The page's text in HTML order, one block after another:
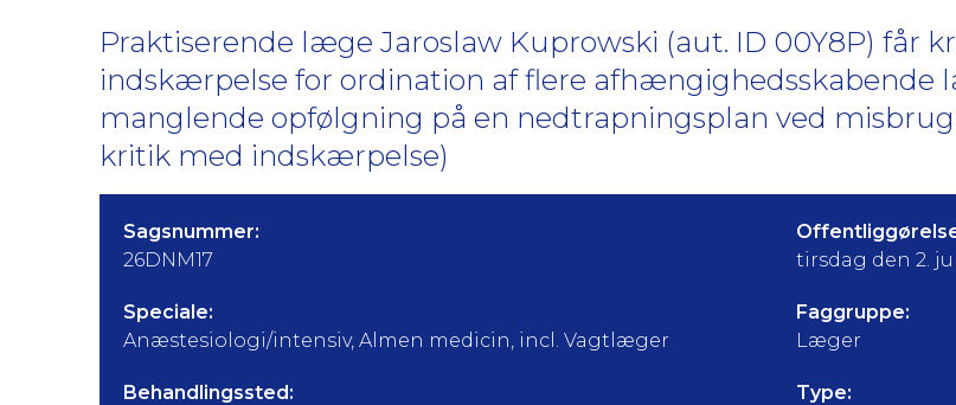
Praktiserende læge Jaroslaw Kuprowski (aut. ID 00Y8P) får
indskærpelse for ordination af flere afhængighedsskabende
manglende opfølgning på en nedtrapningsplan ved
kritik med indskærpelse)
Sagsnummer:
26DNM17
tirsdag den 2.
Speciale:
Anæstesiologi/intensiv, Almen medicin, incl. Vagtlæger
Faggruppe:
Læger
Behandlingssted:
Type: